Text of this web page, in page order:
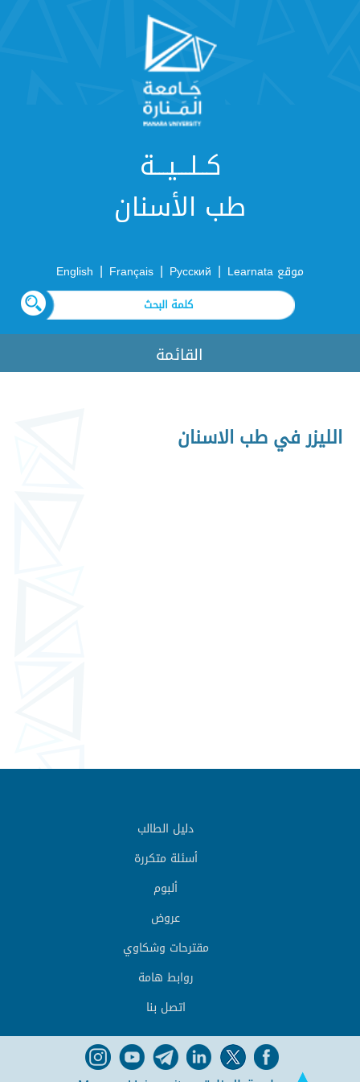
كــلـــيـــة
طب الأسنان
موقع Learnata |
Русский
|
Français
|
English
القائمة
الليزر في طب الاسنان
دليل الطالب
أسئلة متكررة
ألبوم
عروض
مقترحات وشكاوي
روابط هامة
اتصل بنا